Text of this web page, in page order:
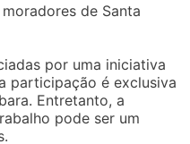
de Santa
por uma iniciativa
participação é exclusiva
Entretanto, a
pode ser um